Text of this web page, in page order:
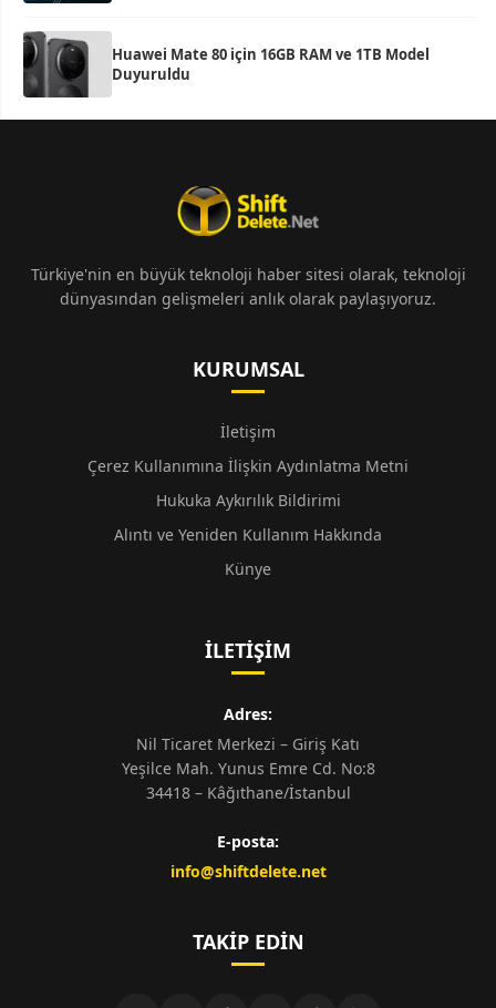
Huawei Mate 80 için 16GB RAM ve 1TB Model
Duyuruldu
Türkiye'nin en büyük teknoloji haber sitesi olarak, teknoloji
dünyasından gelişmeleri anlık olarak paylaşıyoruz.
KURUMSAL
İletişim
Çerez Kullanımına İlişkin Aydınlatma Metni
Hukuka Aykırılık Bildirimi
Alıntı ve Yeniden Kullanım Hakkında
Künye
İLETIŞIM
Adres:
Nil Ticaret Merkezi – Giriş Katı
Yeşilce Mah. Yunus Emre Cd. No:8
34418 – Kâğıthane/İstanbul
E-posta:
info@shiftdelete.net
TAKIP EDIN